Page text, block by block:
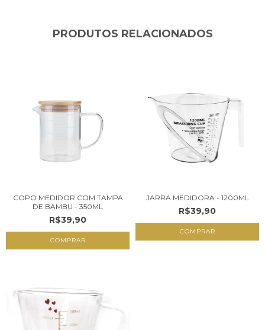
PRODUTOS RELACIONADOS
COPO MEDIDOR COM TAMPA
DE BAMBU - 350ML
R$39,90
JARRA MEDIDORA - 1200ML
R$39,90